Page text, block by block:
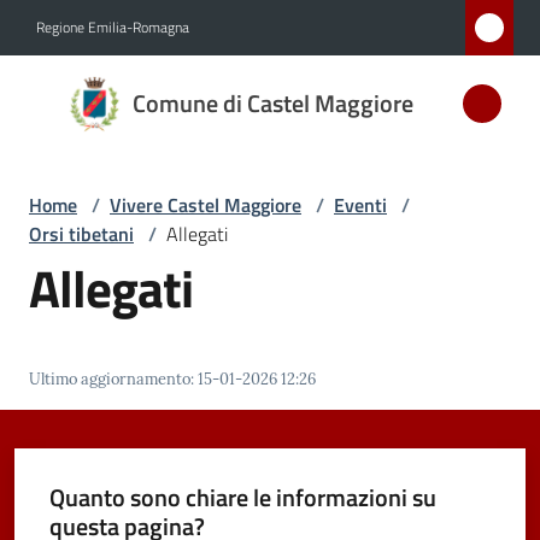
Regione Emilia-Romagna
Comune di Castel Maggiore
Comune
di Castel
D'ARGENTO
AL MERITO
Amministrazione
Novità
Servizi
Home / Vivere Castel Maggiore / Eventi /
Orsi tibetani / Allegati
Allegati
Ultimo aggiornamento:15-01-2026 12:26
Quanto sono chiare le informazioni su
questa pagina?